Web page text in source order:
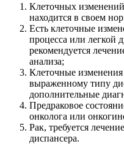
Клеточных
находится в своем
Есть клеточные
процесса или легкой
рекомендуется
анализа;
Клеточные
выраженному типу
дополнительные
Предраковое
онколога или
Рак, требуется
диспансера.